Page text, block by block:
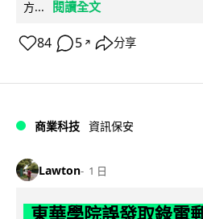
方...
閱讀全文
84 5 ↗ 分享
商業科技 資訊保安
Lawton 1 日
東華學院誤發取錄電